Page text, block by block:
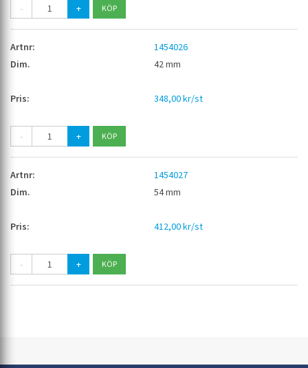
- +
1454026
42 mm
348,00 kr/st
- +
1454027
54 mm
412,00 kr/st
- +